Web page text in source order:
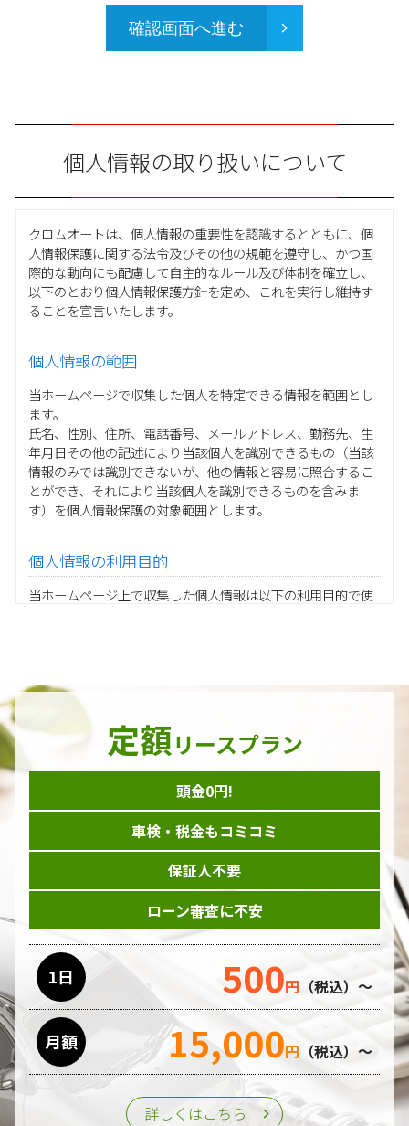
確認画面へ進む
個人情報の取り扱いについて
クロムオートは、個人情報の重要性を認識するとともに、個
人情報保護に関する法令及びその他の規範を遵守し、かつ国
際的な動向にも配慮して自主的なルール及び体制を確立し、
以下のとおり個人情報保護方針を定め、これを実行し維持す
ることを宣言いたします。
個人情報の範囲
当ホームページで収集した個人を特定できる情報を範囲とし
ます。
氏名、性別、住所、電話番号、メールアドレス、勤務先、生
年月日その他の記述により当該個人を識別できるもの（当該
情報のみでは識別できないが、他の情報と容易に照合するこ
とができ、それにより当該個人を識別できるものを含みま
す）を個人情報保護の対象範囲とします。
個人情報の利用目的
当ホームページ上で収集した個人情報は以下の利用目的で使
当グループの業務に従事する協力会社様担当者の識別
当グループ内で共同利用する人事関連システムの運用
ダイレクトメール等を利用したアンケート・キャンペーン
などの意見・情報の調査
当ホームページはサービスに関するお問い合わせやご質問、
資料のご請求や各サービス等のお申し込みなど、当ホームペ
ージのサービス提供過程で、氏名、連絡先、勤務先等の個人
情報を書面、電子媒体、ウェブ等を介して収集致します。
委託先の管理･監督
利用目的の遂行のために業務を委託する場合、個人情報の取
り扱いに関する委託先の適正な管理・監督をおこないます。
第三者への提供
個人情報は、ご本人の同意を得た場合または法令の定めがあ
る場合を除き、第三者に提供することはいたしません。
定額リースプラン
頭金0円!
車検・税金もコミコミ
保証人不要
ローン審査に不安
1日 500円 （税込）～
月額 15,000円 （税込）～
詳しくはこちら